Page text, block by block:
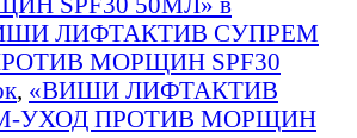
ЛИФТАКТИВ СУПРЕМ
МОРЩИН SPF30
, «ВИШИ ЛИФТАКТИВ
УХОД ПРОТИВ МОРЩИН